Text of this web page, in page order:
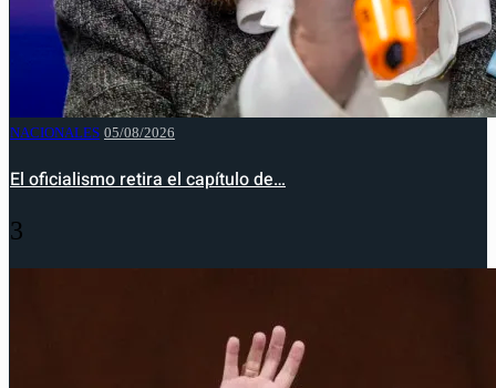
NACIONALES 05/08/2026
El oficialismo retira el capítulo de…
3